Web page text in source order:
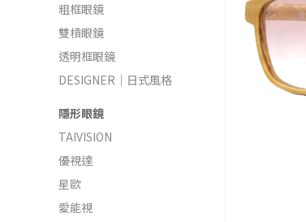
粗框眼鏡
雙槓眼鏡
透明框眼鏡
DESIGNER｜日式風格
隱形眼鏡
TAIVISION
優視達
星歐
愛能視